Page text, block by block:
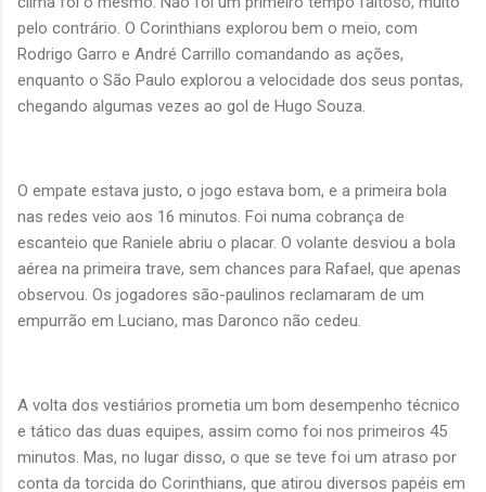
pelo contrário. O Corinthians explorou bem o meio, com
Rodrigo Garro e André Carrillo comandando as ações,
enquanto o São Paulo explorou a velocidade dos seus pontas,
chegando algumas vezes ao gol de Hugo Souza.
O empate estava justo, o jogo estava bom, e a primeira bola
nas redes veio aos 16 minutos. Foi numa cobrança de
escanteio que Raniele abriu o placar. O volante desviou a bola
aérea na primeira trave, sem chances para Rafael, que apenas
observou. Os jogadores são-paulinos reclamaram de um
empurrão em Luciano, mas Daronco não cedeu.
A volta dos vestiários prometia um bom desempenho técnico
e tático das duas equipes, assim como foi nos primeiros 45
minutos. Mas, no lugar disso, o que se teve foi um atraso por
conta da torcida do Corinthians, que atirou diversos papéis em